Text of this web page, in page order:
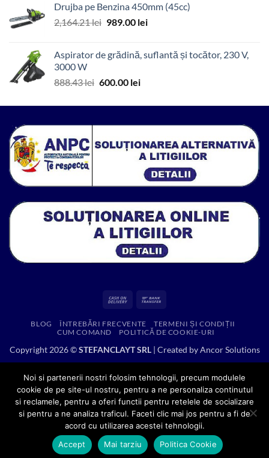
fost:
571.86 lei.
35.00 lei.
Drujba pe Benzina 450mm (45cc)
2,164.21lei Prețul
fost:
989.00 leiPrețul
989.00 lei.
Aspirator de grădină, suflantă și tocător, 230 V,
3000 W
888.43lei Prețul
a
600.00 leiPrețul
este:
Cash
Delivery
BLOG ÎNTREBĂRI FRECVENTE
TERMENI ȘI CONDIȚII
CUM COMAND
POLITICĂ DE COOKIE-URI
Copyright 2026 ©STEFANCLAYT SRL| Created byAncor Solutions
Noi si partenerii nostri folosim tehnologii, precum modulele
cookie de pe site-ul nostru, pentru a ne personaliza continutul
si reclamele, pentru a oferi functii pentru retelele de socializare
si pentru a ne analiza traficul. Faceti clic mai jos pentru a fi de
acord cu utilizarea acestei tehnologii.
Accept
Mai tarziu Politica Cookie